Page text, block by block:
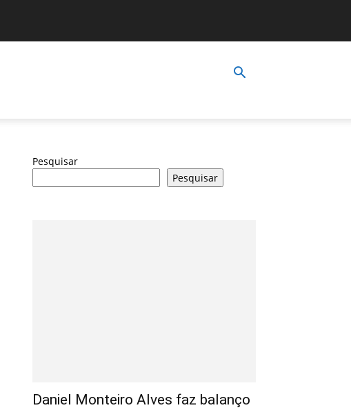
Pesquisar
Pesquisar
Daniel Monteiro Alves faz balanço